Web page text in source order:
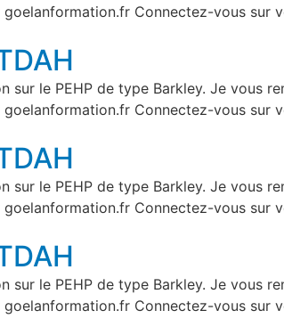
Connectez-vous sur
le PEHP de type Barkley. Je vous
Connectez-vous sur
le PEHP de type Barkley. Je vous
Connectez-vous sur
le PEHP de type Barkley. Je vous
Connectez-vous sur